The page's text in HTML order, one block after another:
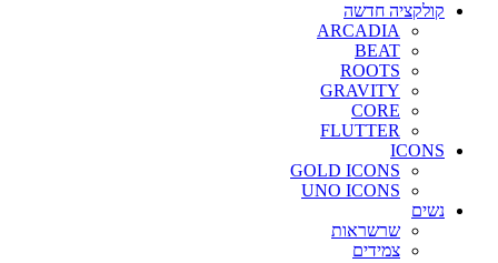
קולקציה חדשה
ARCADIA
BEAT
ROOTS
GRAVITY
CORE
FLUTTER
ICONS
GOLD ICONS
UNO ICONS
נשים
שרשראות
צמידים